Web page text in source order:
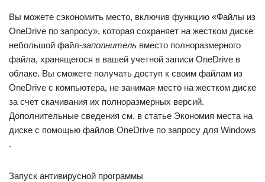
Вы можете сэкономить место, включив функцию «Файлы из
OneDrive по запросу», которая сохраняет на жестком диске
небольшой файл-заполнитель вместо полноразмерного
файла, хранящегося в вашей учетной записи OneDrive в
облаке. Вы сможете получать доступ к своим файлам из
OneDrive с компьютера, не занимая место на жестком диске
за счет скачивания их полноразмерных версий.
Дополнительные сведения см. в статье Экономия места на
диске с помощью файлов OneDrive по запросу для Windows
.
Запуск антивирусной программы